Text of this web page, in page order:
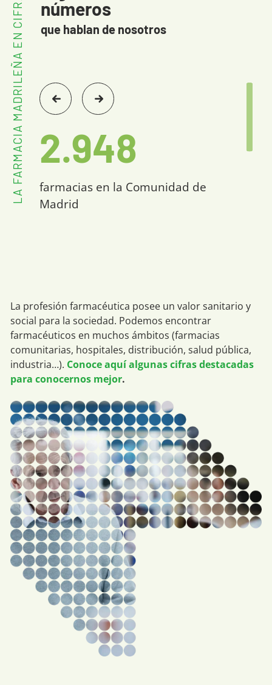
LA FARMACIA MADRILEÑA EN CIFRAS números
que hablan de nosotros
2.948
farmacias en la Comunidad de
Madrid
La profesión farmacéutica posee un valor sanitario y
social para la sociedad. Podemos encontrar
farmacéuticos en muchos ámbitos (farmacias
comunitarias, hospitales, distribución, salud pública,
industria…). Conoce aquí algunas cifras destacadas
para conocernos mejor.